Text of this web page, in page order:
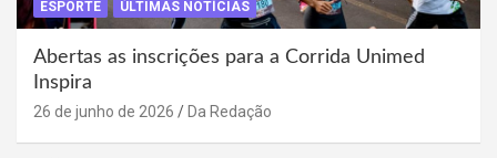
ESPORTE ÚLTIMAS NOTÍCIAS
Abertas as inscrições para a Corrida Unimed
Inspira
26 de junho de 2026 Da Redação